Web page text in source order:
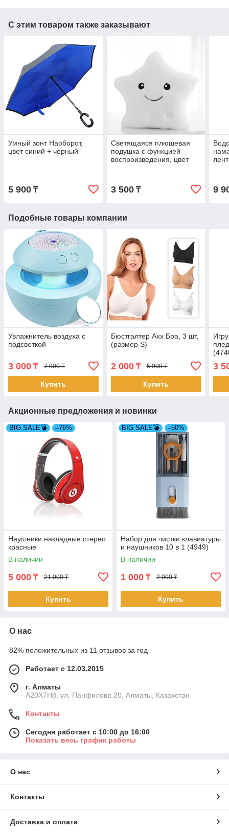
С этим товаром также заказывают
Умный зонт Наоборот,
цвет синий + черный
5 900 ₸
Светящаяся плюшевая
подушка с функцией
воспроизведения, цвет
3 500₸ 9
Подобные товары компании
Увлажнитель воздуха с
подсветкой
3 000 ₸ 7 900 ₸
Купить
Бюстгалтер Ахх Бра, 3 шт,
(размер S)
2 000₸ 5 900 ₸
Купить
3
Акционные предложения и новинки
BIG SALE💣 –76%
Наушники накладные стерео
красные
В наличии
5 000 ₸ 21 000 ₸
Купить
BIG SALE💣 –50%
Набор для чистки клавиатуры
и наушников 10 в 1 (4949)
В наличии
1 000 ₸ 2 000 ₸
Купить
О нас
82% положительных из 11 отзывов за год
Работает с 12.03.2015
г. Алматы
A20X7H8, ул. Панфилова 20, Алматы, Казахстан
Контакты
Сегодня работает с 10:00 до 16:00
Показать весь график работы
О нас
Контакты
Доставка и оплата